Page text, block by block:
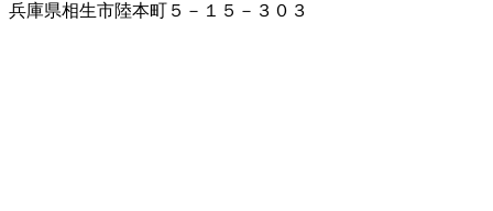
兵庫県相生市陸本町５－１５－３０３